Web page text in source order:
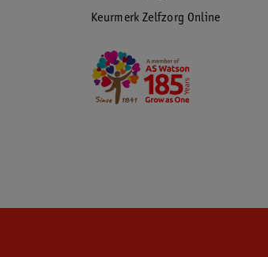
Keurmerk Zelfzorg Online